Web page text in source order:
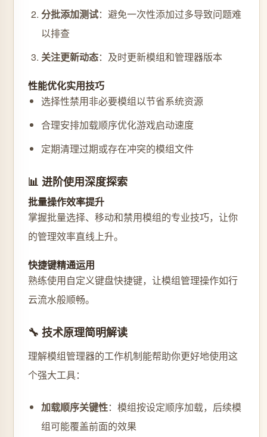
分批添加测试：避免一次性添加过多导致问题难
以排查
关注更新动态：及时更新模组和管理器版本
性能优化实用技巧
选择性禁用非必要模组以节省系统资源
合理安排加载顺序优化游戏启动速度
定期清理过期或存在冲突的模组文件
📊 进阶使用深度探索
批量操作效率提升
掌握批量选择、移动和禁用模组的专业技巧，让你
的管理效率直线上升。
快捷键精通运用
熟练使用自定义键盘快捷键，让模组管理操作如行
云流水般顺畅。
🔧 技术原理简明解读
理解模组管理器的工作机制能帮助你更好地使用这
个强大工具：
加载顺序关键性：模组按设定顺序加载，后续模
组可能覆盖前面的效果